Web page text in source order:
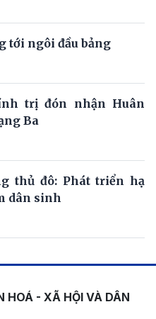
tới ngôi đầu bảng
trị đón nhận Huân
Ba
thủ đô: Phát triển hạ
dân sinh
HOÁ - XÃ HỘI VÀ DÂN